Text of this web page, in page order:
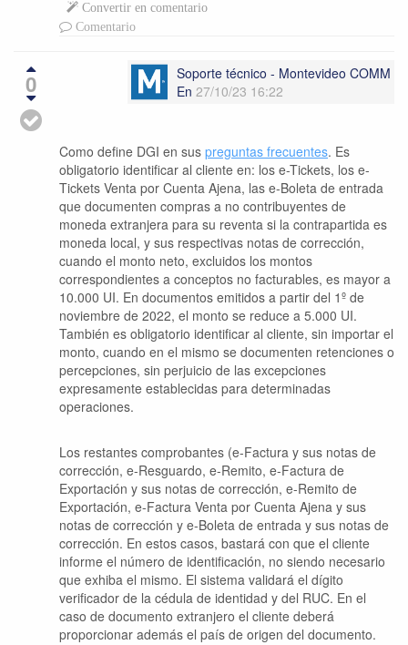
Convertir en comentario
Comentario
0
Soporte técnico - Montevideo COMM
En 27/10/23 16:22
Como define DGI en sus preguntas frecuentes. Es
obligatorio identificar al cliente en: los e-Tickets, los e-
Tickets Venta por Cuenta Ajena, las e-Boleta de entrada
que documenten compras a no contribuyentes de
moneda extranjera para su reventa si la contrapartida es
moneda local, y sus respectivas notas de corrección,
cuando el monto neto, excluidos los montos
correspondientes a conceptos no facturables, es mayor a
10.000 UI. En documentos emitidos a partir del 1º de
noviembre de 2022, el monto se reduce a 5.000 UI.
También es obligatorio identificar al cliente, sin importar el
monto, cuando en el mismo se documenten retenciones o
percepciones, sin perjuicio de las excepciones
expresamente establecidas para determinadas
operaciones.
Los restantes comprobantes (e-Factura y sus notas de
corrección, e-Resguardo, e-Remito, e-Factura de
Exportación y sus notas de corrección, e-Remito de
Exportación, e-Factura Venta por Cuenta Ajena y sus
notas de corrección y e-Boleta de entrada y sus notas de
corrección. En estos casos, bastará con que el cliente
informe el número de identificación, no siendo necesario
que exhiba el mismo. El sistema validará el dígito
verificador de la cédula de identidad y del RUC. En el
caso de documento extranjero el cliente deberá
proporcionar además el país de origen del documento.